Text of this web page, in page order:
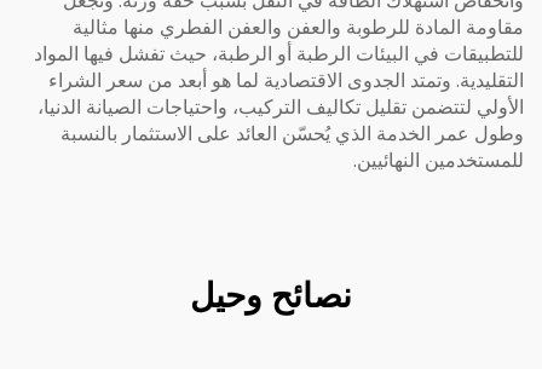
مقاومة المادة للرطوبة والعفن والعفن الفطري منها مثالية
للتطبيقات في البيئات الرطبة أو الرطبة، حيث تفشل فيها المواد
التقليدية. وتمتد الجدوى الاقتصادية لما هو أبعد من سعر الشراء
الأولي لتتضمن تقليل تكاليف التركيب، واحتياجات الصيانة الدنيا،
وطول عمر الخدمة الذي يُحسّن العائد على الاستثمار بالنسبة
للمستخدمين النهائيين.
نصائح وحيل